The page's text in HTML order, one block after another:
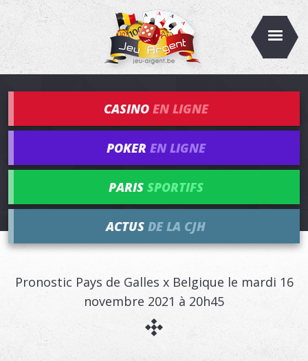
CASINO EN LIGNE
POKER EN LIGNE
PARIS SPORTIFS
ACTUS DE LA CJH
Pronostic Pays de Galles x Belgique le mardi 16
novembre 2021 à 20h45